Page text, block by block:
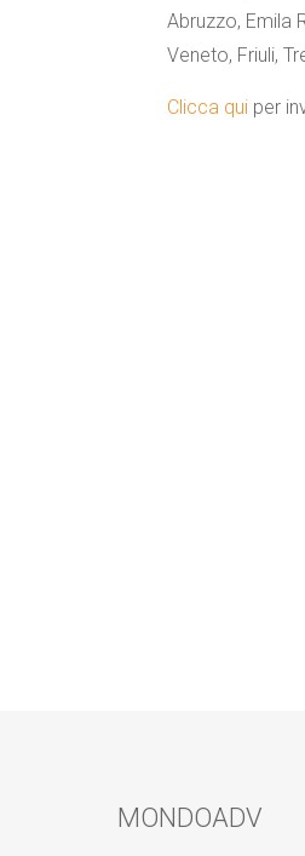
Abruzzo, Emila
Veneto, Friuli,
Clicca qui per
MONDOADV